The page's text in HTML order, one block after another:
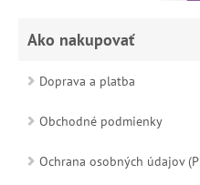
Ako nakupovať
Doprava a platba
Obchodné podmienky
Ochrana osobných údajov